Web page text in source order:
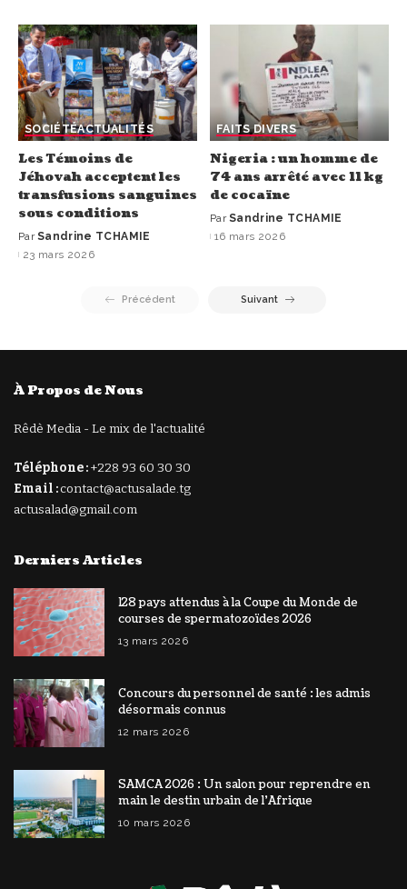
SOCIÉTÉACTUALITÉS
Les Témoins de
Jéhovah acceptent les
transfusions sanguines
sous conditions
Par Sandrine TCHAMIE
23 mars 2026
FAITS DIVERS
Nigeria : un homme de
74 ans arrêté avec 11 kg
de cocaïne
Par Sandrine TCHAMIE
16 mars 2026
Précédent Suivant
À Propos de Nous
Rêdè Media - Le mix de l'actualité
Téléphone :+228 93 60 30 30
Email :contact@actusalade.tg
actusalad@gmail.com
Derniers Articles
128 pays attendus à la Coupe du Monde de
courses de spermatozoïdes 2026
13 mars 2026
Concours du personnel de santé : les admis
désormais connus
12 mars 2026
SAMCA 2026 : Un salon pour reprendre en
main le destin urbain de l’Afrique
10 mars 2026